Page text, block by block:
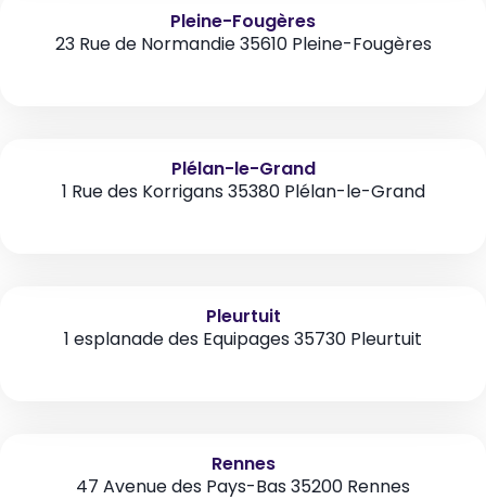
Pleine-Fougères
23 Rue de Normandie 35610 Pleine-Fougères
Plélan-le-Grand
1 Rue des Korrigans 35380 Plélan-le-Grand
Pleurtuit
1 esplanade des Equipages 35730 Pleurtuit
Rennes
47 Avenue des Pays-Bas 35200 Rennes